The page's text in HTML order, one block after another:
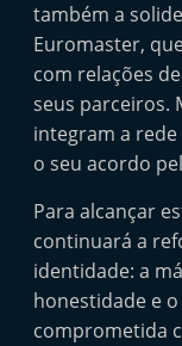
também a
Euromaster,
com relações
seus parceiros.
integram a
o seu acordo
Para alcançar
continuará a
identidade: a
honestidade e
comprometida